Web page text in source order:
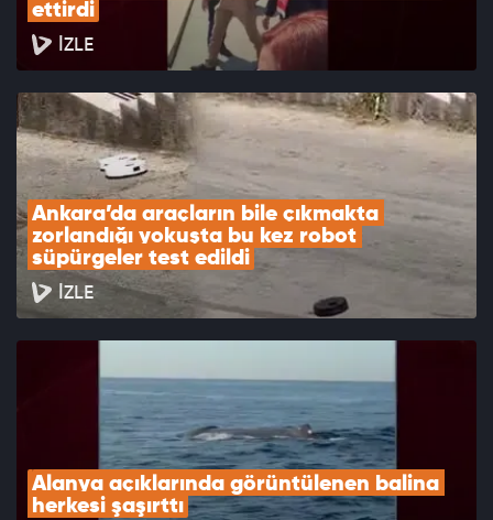
ettirdi
İZLE
Ankara’da araçların bile çıkmakta
zorlandığı yokuşta bu kez robot
süpürgeler test edildi
İZLE
Alanya açıklarında görüntülenen balina
herkesi şaşırttı